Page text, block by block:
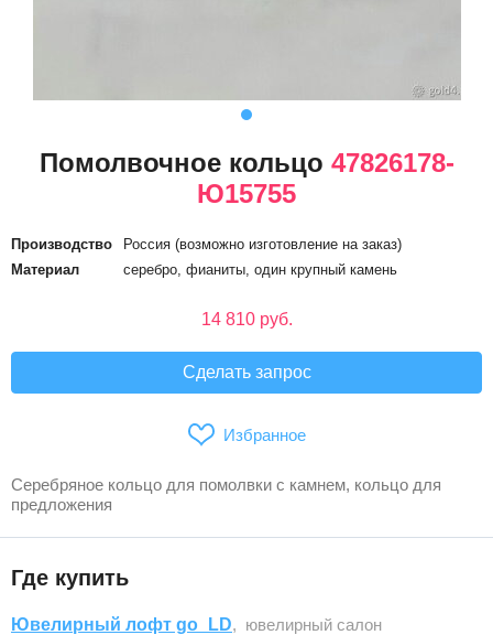
Помолвочное кольцо 47826178-
Ю15755
Производство
Россия (возможно изготовление на заказ)
Материал
серебро, фианиты, один крупный камень
14 810 руб.
Сделать запрос
Избранное
Серебряное кольцо для помолвки с камнем, кольцо для
предложения
Где купить
Ювелирный лофт go_LD, ювелирный салон